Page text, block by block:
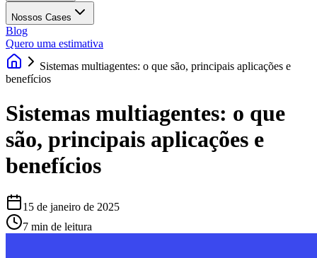
Nossos Cases
Blog
Quero uma estimativa
Sistemas multiagentes: o que são, principais aplicações e
benefícios
Sistemas multiagentes: o que
são, principais aplicações e
benefícios
15 de janeiro de 2025
7 min de leitura